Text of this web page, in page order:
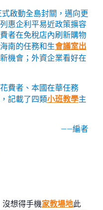
啟動全島封關，邁向更
惠企利平易近政策擴容
者在免稅店內刷新購物
南的任務和生會議室出
機會；外資企業看好在
費者、本國在華任務
記載了四類小班教學主
——編者
沒想得手機家教場地此